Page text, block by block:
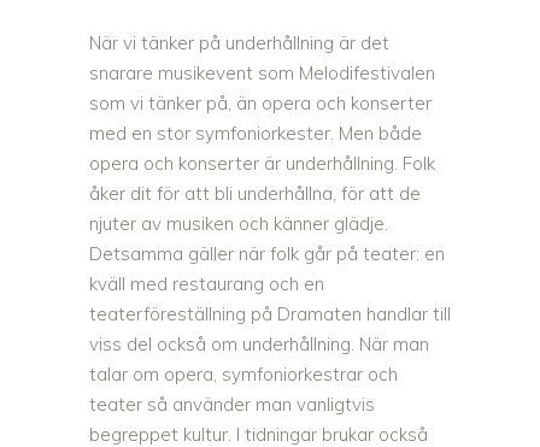
När vi tänker på underhållning är det
snarare musikevent som Melodifestivalen
som vi tänker på, än opera och konserter
med en stor symfoniorkester. Men både
opera och konserter är underhållning. Folk
åker dit för att bli underhållna, för att de
njuter av musiken och känner glädje.
Detsamma gäller när folk går på teater: en
kväll med restaurang och en
teaterföreställning på Dramaten handlar till
viss del också om underhållning. När man
talar om opera, symfoniorkestrar och
teater så använder man vanligtvis
begreppet kultur. I tidningar brukar också